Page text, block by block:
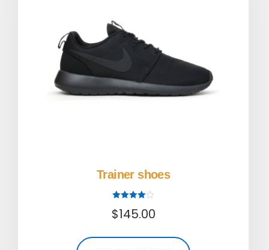
Trainer shoes
sur 5
$145.00